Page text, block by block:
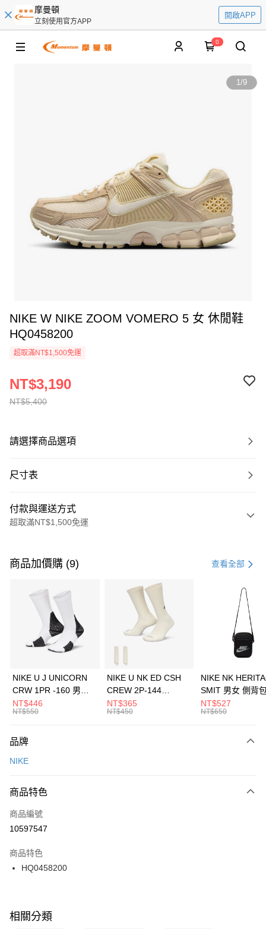
摩曼頓
立刻使用官方APP
開啟APP
0
1/9
NIKE W NIKE ZOOM VOMERO 5 女 休閒鞋
HQ0458200
超取滿NT$1,500免運
NT$5,400
NT$3,190
請選擇商品選項
尺寸表
付款與運送方式
超取滿NT$1,500免運
信用卡一次付款
3 期 0 利率 每期 21家銀行
合作金庫商業銀行
第一商業銀行
華南商業銀行
彰化商業銀行
上海商業儲蓄銀行
元大商業銀行
台灣樂天信用卡公司
Apple Pay
全盈+PAY
AFTEE先享後付
【關於「AFTEE先享後付」】
便利好安心！
３．安心：先確認商品／服務後，再付款。
【「AFTEE先享後付」結帳流程】
１．於結帳方式選擇「AFTEE先享後付」後，將跳轉至「AFTEE先享後付」
２．訂單成立數日內，您將收到繳費通知簡訊。
３．收到繳費通知簡訊後14天內，點擊此簡訊中的連結，可透過四大超商／
ATM／網路銀行／等多元方式進行付款，方視為交易完成。
※ 交易是否成功請以「AFTEE先享後付 」之結帳頁面顯示為準，若有關於
是否繳費成功／繳費後需取消欲退款等相關疑問，請聯繫「AFTEE先享後付
運送方式
每筆NT$100，滿NT$1,500(含以上)免運費
宅配
每筆NT$100，滿NT$1,500(含以上)免運費
付款後門市自取
每筆NT$100，滿NT$1,500(含以上)免運費
商品加價購 (9) 查看全部
NIKE U J UNICORN
CRW 1PR -160 男女
中統襪 FZ3393100
NT$446
NT$550
NIKE U NK ED CSH
CREW 2P-144
EMBRDY 男女 短統襪
FZ3073133
NT$365
NT$450
NIKE NK
SMIT 男女 側背
BA5871010
NT$527
NT$650
品牌
NIKE
商品特色
商品編號
10597547
商品特色
HQ0458200
相關分類